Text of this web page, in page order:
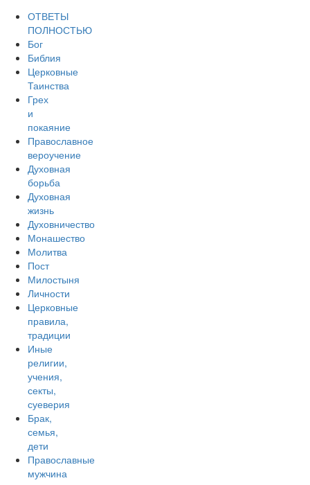
ОТВЕТЫ
ПОЛНОСТЬЮ
Бог
Библия
Церковные
Таинства
Грех
и
покаяние
Православное
вероучение
Духовная
борьба
Духовная
жизнь
Духовничество
Монашество
Молитва
Пост
Милостыня
Личности
Церковные
правила,
традиции
Иные
религии,
учения,
секты,
суеверия
Брак,
семья,
дети
Православные
мужчина